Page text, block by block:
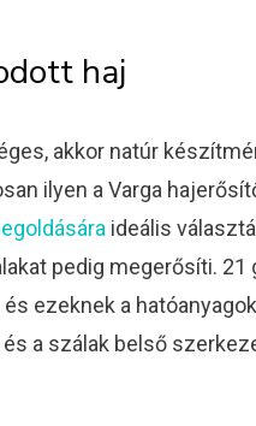
haj
akkor natúr
ilyen a Varga
ideális
pedig megerősíti.
ezeknek a
a szálak belső